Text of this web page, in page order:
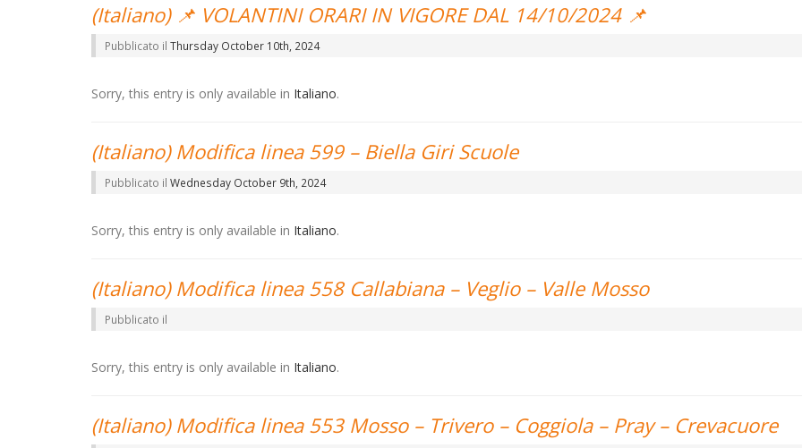
(Italiano) 📌 VOLANTINI ORARI IN VIGORE DAL 14/10/2024 📌
Pubblicato il Thursday October 10th, 2024
Sorry, this entry is only available in Italiano.
(Italiano) Modifica linea 599 – Biella Giri Scuole
Pubblicato il Wednesday October 9th, 2024
Sorry, this entry is only available in Italiano.
(Italiano) Modifica linea 558 Callabiana – Veglio – Valle Mosso
Pubblicato il
Sorry, this entry is only available in Italiano.
(Italiano) Modifica linea 553 Mosso – Trivero – Coggiola – Pray – Crevacuore